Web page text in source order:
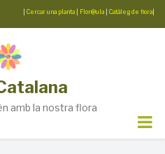
Cercar una planta Flor@ula Catàleg de flora
amb la nostra flora